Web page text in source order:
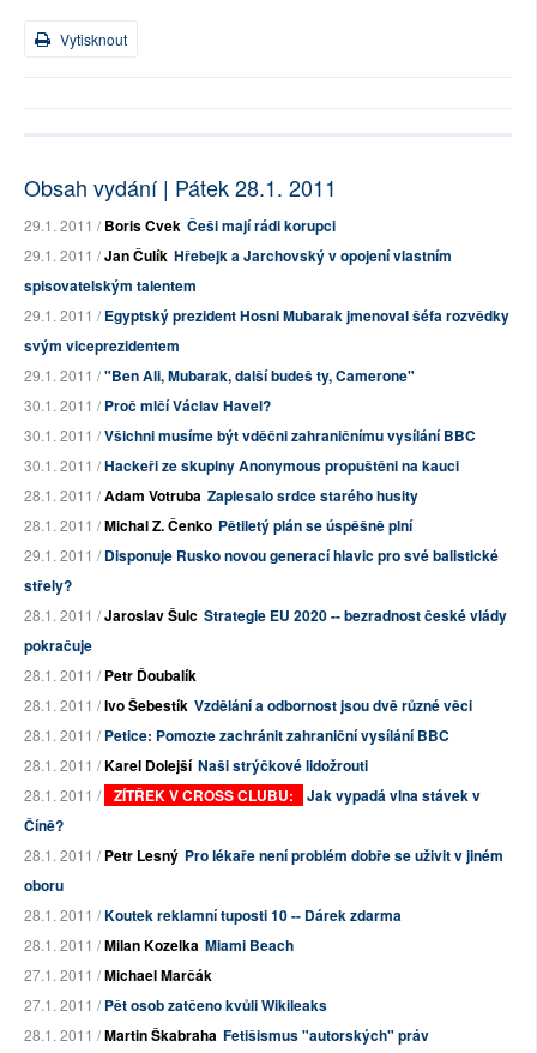
Vytisknout
Obsah vydání | Pátek 28.1. 2011
29.1. 2011 /Boris Cvek Češi mají rádi korupci
29.1. 2011 /Jan Čulík Hřebejk a Jarchovský v opojení vlastním
spisovatelským talentem
29.1. 2011 /Egyptský prezident Hosni Mubarak jmenoval šéfa rozvědky
svým viceprezidentem
29.1. 2011 /"Ben Ali, Mubarak, další budeš ty, Camerone"
30.1. 2011 /Proč mlčí Václav Havel?
30.1. 2011 /Všichni musíme být vděčni zahraničnímu vysílání BBC
30.1. 2011 /Hackeři ze skupiny Anonymous propuštěni na kauci
28.1. 2011 /Adam Votruba Zaplesalo srdce starého husity
28.1. 2011 /Michal Z. Čenko Pětiletý plán se úspěšně plní
29.1. 2011 /Disponuje Rusko novou generací hlavic pro své balistické
střely?
28.1. 2011 /Jaroslav Šulc Strategie EU 2020 -- bezradnost české vlády
pokračuje
28.1. 2011 /Petr Ďoubalík
28.1. 2011 /Ivo Šebestík Vzdělání a odbornost jsou dvě různé věci
28.1. 2011 /Petice: Pomozte zachránit zahraniční vysílání BBC
28.1. 2011 /Karel Dolejší Naši strýčkové lidožrouti
28.1. 2011 / ZÍTŘEK V CROSS CLUBU:
Jak vypadá vlna stávek v
Číně?
28.1. 2011 /Petr Lesný Pro lékaře není problém dobře se uživit v jiném
oboru
28.1. 2011 /Koutek reklamní tuposti 10 -- Dárek zdarma
28.1. 2011 /Milan Kozelka Miami Beach
27.1. 2011 /Michael Marčák
27.1. 2011 /Pět osob zatčeno kvůli Wikileaks
28.1. 2011 /Martin Škabraha Fetišismus "autorských" práv